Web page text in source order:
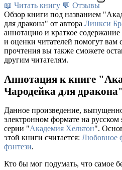
📖 Читать книгу 💬 Отзывы
Обзор книги под названием
для дракона" от автора Линкси
аннотацию и краткое
и оценки читателей помогут вам
прочтения вы также сможете
другим читателям.
Аннотация к книге
Чародейка для
Данное произведение,
электронном формате на русском
серии "Академия Хельтон".
этой книги считается: Любовное
фэнтези.
Кто бы мог подумать, что самое